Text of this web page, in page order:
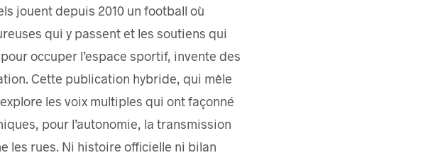
jouent depuis 2010 un football où
qui y passent et les soutiens qui
occuper l’espace sportif, invente des
Cette publication hybride, qui mêle
les voix multiples qui ont façonné
pour l’autonomie, la transmission
les rues. Ni histoire officielle ni bilan